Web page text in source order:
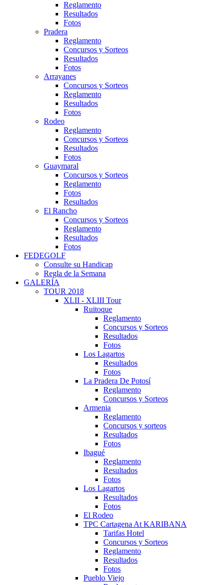
Reglamento
Resultados
Fotos
Pradera
Reglamento
Concursos y Sorteos
Resultados
Fotos
Arrayanes
Concursos y Sorteos
Reglamento
Resultados
Fotos
Rodeo
Reglamento
Concursos y Sorteos
Resultados
Fotos
Guaymaral
Concursos y Sorteos
Reglamento
Fotos
Resultados
El Rancho
Concursos y Sorteos
Reglamento
Resultados
Fotos
FEDEGOLF
Consulte su Handicap
Regla de la Semana
GALERÍA
TOUR 2018
XLII - XLIII Tour
Ruitoque
Reglamento
Concursos y Sorteos
Resultados
Fotos
Los Lagartos
Resultados
Fotos
La Pradera De Potosí
Reglamento
Concursos y Sorteos
Armenia
Reglamento
Concursos y sorteos
Resultados
Fotos
Ibagué
Reglamento
Resultados
Fotos
Los Lagartos
Resultados
Fotos
El Rodeo
TPC Cartagena At KARIBANA
Tarifas Hotel
Concursos y Sorteos
Reglamento
Resultados
Fotos
Pueblo Viejo